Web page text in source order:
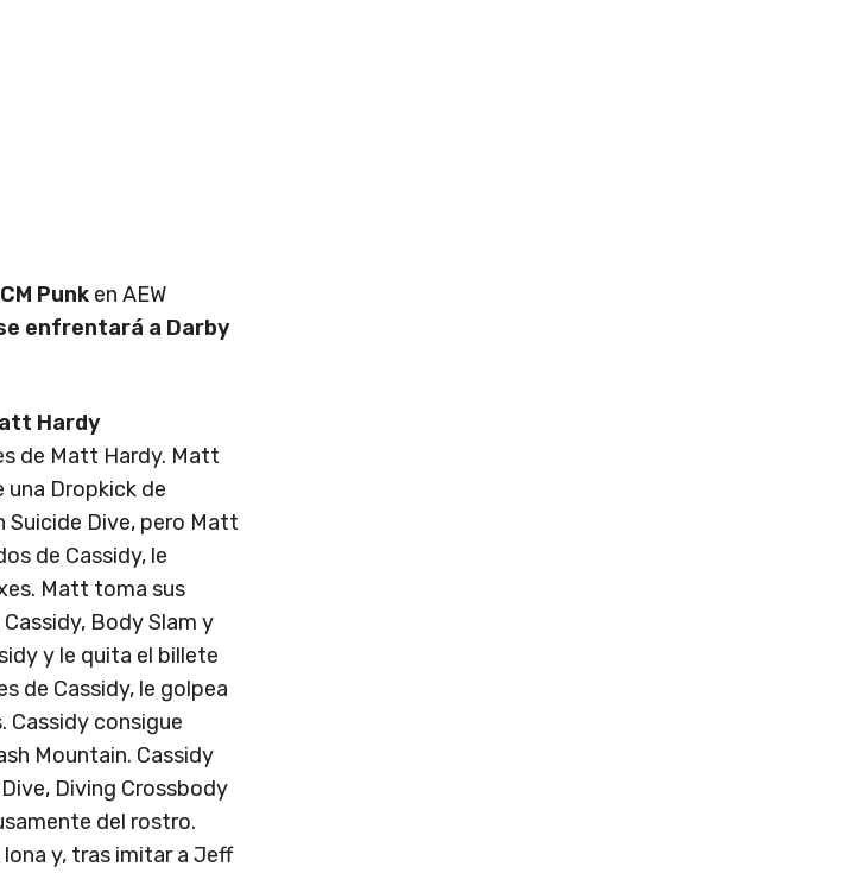
CM Punk en AEW
enfrentará a Darby
Hardy
de Matt Hardy. Matt
una Dropkick de
Suicide Dive, pero Matt
de Cassidy, le
Matt toma sus
Body Slam y
y le quita el billete
de Cassidy, le golpea
Cassidy consigue
Mountain. Cassidy
Diving Crossbody
del rostro.
y, tras imitar a Jeff